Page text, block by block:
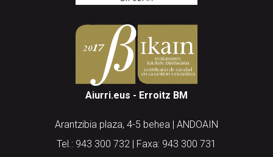
Aiurri.eus - Erroitz BM
Arantzibia plaza, 4-5 behea | ANDOAIN
Tel.: 943 300 732 | Faxa: 943 300 731